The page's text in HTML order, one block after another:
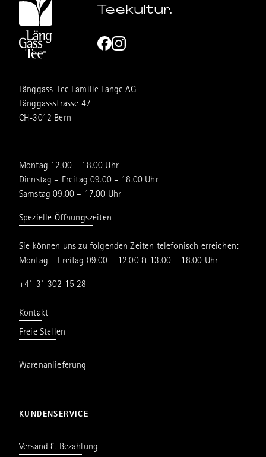
Teekultur.
Länggass-Tee Familie Lange AG
Länggassstrasse 47
CH-3012 Bern
Montag 12.00 – 18.00 Uhr
Dienstag – Freitag 09.00 – 18.00 Uhr
Samstag 09.00 – 17.00 Uhr
Spezielle Öffnungszeiten
Sie können uns zu folgenden Zeiten telefonisch erreichen:
Montag – Freitag 09.00 – 12.00 & 13.00 – 18.00 Uhr
+41 31 302 15 28
Kontakt
Freie Stellen
Warenanlieferung
KUNDENSERVICE
Versand & Bezahlung